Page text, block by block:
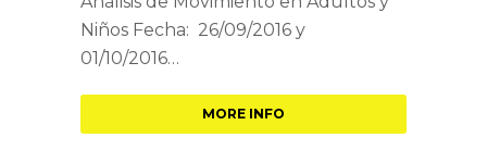
Niños Fecha: 26/09/2016 y
01/10/2016…
MORE INFO